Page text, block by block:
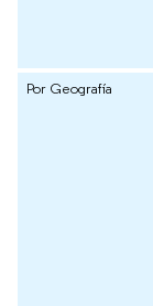
Por Geografía